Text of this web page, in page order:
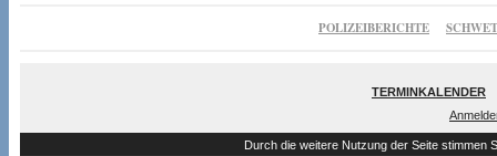
POLIZEIBERICHTE
TERMINKALENDER
Durch die weitere Nutzung der Seite stimmen